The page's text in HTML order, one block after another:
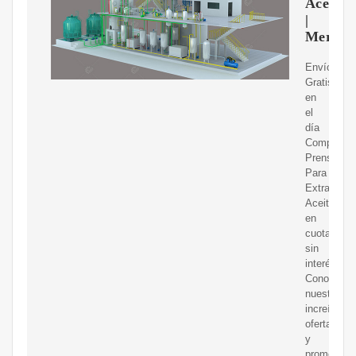
|
Envíos
Gratis
en
el
día
Compre
Prensa
Para
Extraer
Aceite
en
cuotas
sin
interés!
Conozca
nuestras
increíbles
ofertas
y